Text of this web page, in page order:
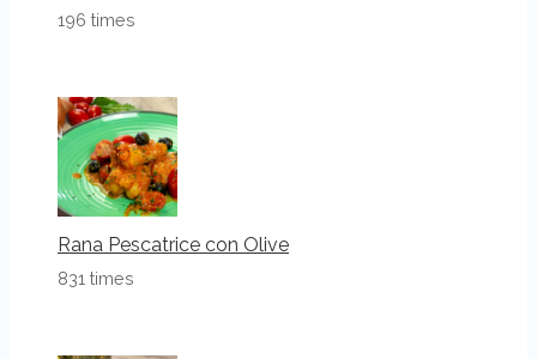
196 times
Rana Pescatrice con Olive
831 times